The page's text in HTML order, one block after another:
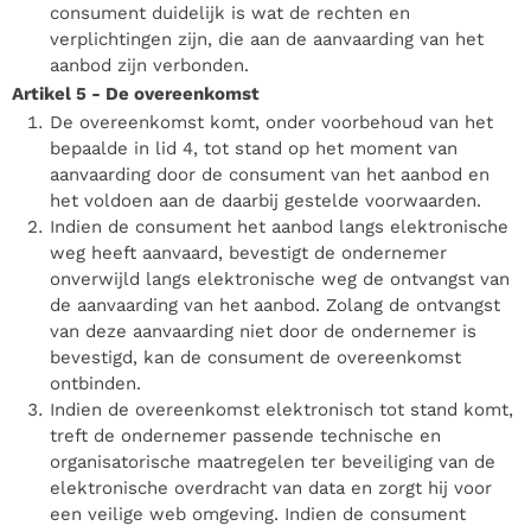
consument duidelijk is wat de rechten en
verplichtingen zijn, die aan de aanvaarding van het
aanbod zijn verbonden.
Artikel 5 - De overeenkomst
De overeenkomst komt, onder voorbehoud van het
bepaalde in lid 4, tot stand op het moment van
aanvaarding door de consument van het aanbod en
het voldoen aan de daarbij gestelde voorwaarden.
Indien de consument het aanbod langs elektronische
weg heeft aanvaard, bevestigt de ondernemer
onverwijld langs elektronische weg de ontvangst van
de aanvaarding van het aanbod. Zolang de ontvangst
van deze aanvaarding niet door de ondernemer is
bevestigd, kan de consument de overeenkomst
ontbinden.
Indien de overeenkomst elektronisch tot stand komt,
treft de ondernemer passende technische en
organisatorische maatregelen ter beveiliging van de
elektronische overdracht van data en zorgt hij voor
een veilige web omgeving. Indien de consument